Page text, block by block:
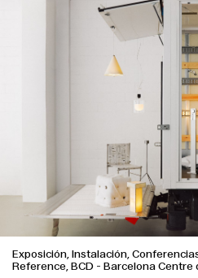
Exposición, Instalación,
Reference, BCD - Barcelona Centre